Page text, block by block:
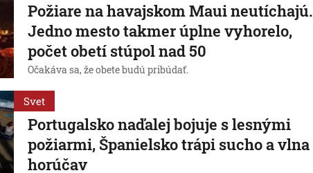
Požiare na havajskom Maui neutíchajú.
Jedno mesto takmer úplne vyhorelo,
počet obetí stúpol nad 50
Očakáva sa, že obete budú pribúdať.
Svet
Portugalsko naďalej bojuje s lesnými
požiarmi, Španielsko trápi sucho a vlna
horúčav